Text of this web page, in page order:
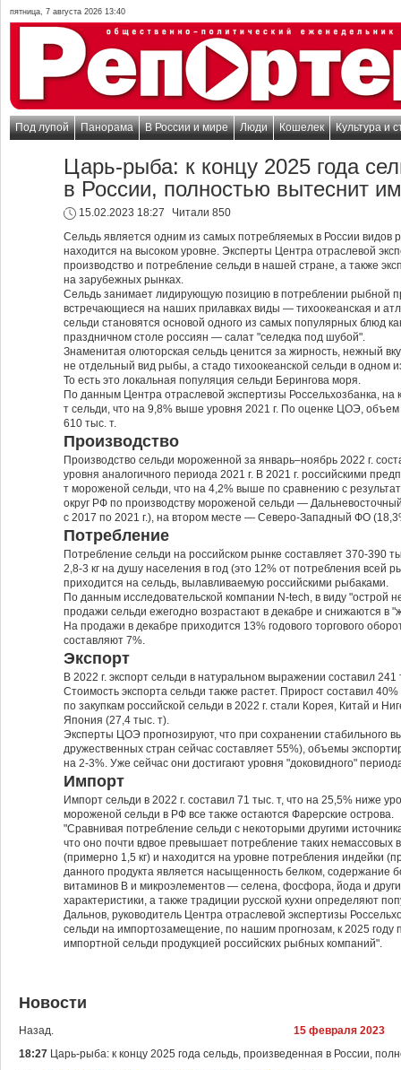
пятница, 7 августа 2026 13:40
Под лупой Панорама В России и мире Люди Кошелек Культура и
Царь-рыба: к концу 2025 года
в России, полностью вытеснит
15.02.2023 18:27
Читали 850
Сельдь является одним из самых потребляемых в России видов
находится на высоком уровне. Эксперты Центра отраслевой
производство и потребление сельди в нашей стране, а также
на зарубежных рынках.
Сельдь занимает лидирующую позицию в потреблении рыбной
встречающиеся на наших прилавках виды — тихоокеанская и
сельди становятся основой одного из самых популярных блюд
праздничном столе россиян — салат "селедка под шубой".
Знаменитая олюторская сельдь ценится за жирность, нежный
не отдельный вид рыбы, а стадо тихоокеанской сельди в одном
То есть это локальная популяция сельди Берингова моря.
По данным Центра отраслевой экспертизы Россельхозбанка, на
т сельди, что на 9,8% выше уровня 2021 г. По оценке ЦОЭ, объем
610 тыс. т.
Производство
Производство сельди мороженной за январь–ноябрь 2022 г.
уровня аналогичного периода 2021 г. В 2021 г. российскими
т мороженой сельди, что на 4,2% выше по сравнению с
округ РФ по производству мороженой сельди —
с 2017 по 2021 г.), на втором месте — Северо-Западный ФО
Потребление
Потребление сельди на российском рынке составляет 370-390
2,8-3 кг на душу населения в год (это 12% от потребления всей
приходится на сельдь, вылавливаемую российскими рыбаками.
По данным исследовательской компании N-tech, в виду "острой
продажи сельди ежегодно возрастают в декабре и снижаются в
На продажи в декабре приходится 13% годового торгового
составляют 7%.
Экспорт
В 2022 г. экспорт сельди в натуральном выражении составил
Стоимость экспорта сельди также растет. Прирост составил
по закупкам российской сельди в 2022 г. стали Корея, Китай и
Япония (27,4 тыс. т).
Эксперты ЦОЭ прогнозируют, что при сохранении стабильного
дружественных стран сейчас составляет 55%), объемы
на 2-3%. Уже сейчас они достигают уровня "доковидного"
Импорт
Импорт сельди в 2022 г. составил 71 тыс. т, что на 25,5% ниже
мороженой сельди в РФ все также остаются Фарерские острова.
"Сравнивая потребление сельди с некоторыми другими
что оно почти вдвое превышает потребление таких немассовых
(примерно 1,5 кг) и находится на уровне потребления индейки
данного продукта является насыщенность белком, содержание
витаминов B и микроэлементов — селена, фосфора, йода и
характеристики, а также традиции русской кухни определяют
Дальнов, руководитель Центра отраслевой экспертизы
сельди на импортозамещение, по нашим прогнозам, к 2025 году
импортной сельди продукцией российских рыбных компаний".
Новости
Назад.
15 февраля 2023
18:27 Царь-рыба: к концу 2025 года сельдь, произведенная в России,